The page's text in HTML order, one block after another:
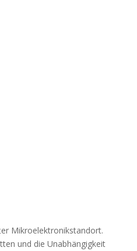
Mikro­elek­tronik­standort.
und die Unab­hän­gigkeit